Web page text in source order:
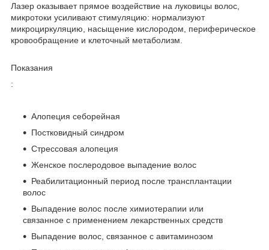
Лазер оказывает прямое воздействие на луковицы волос,
микротоки усиливают стимуляцию: нормализуют
микроциркуляцию, насыщение кислородом, периферическое
кровообращение и клеточный метаболизм.
Показания
:
Алопеция себорейная
Постковидный синдром
Стрессовая алопеция
Женское послеродовое выпадение волос
Реабилитационный период после трансплантации
волос
Выпадение волос после химиотерапии или
связанное с применением лекарственных средств
Выпадение волос, связанное с авитаминозом